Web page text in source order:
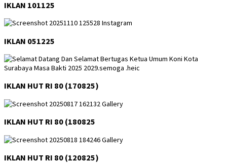
IKLAN 101125
IKLAN 051225
IKLAN HUT RI 80 (170825)
IKLAN HUT RI 80 (180825
IKLAN HUT RI 80 (120825)